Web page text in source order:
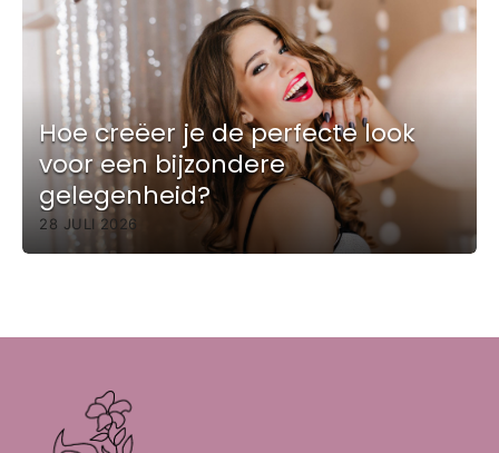
Hoe creëer je de perfecte look
voor een bijzondere
gelegenheid?
28 JULI 2026